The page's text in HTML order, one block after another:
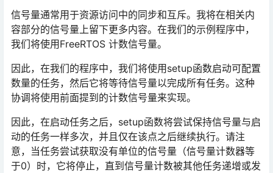
信号量通常用于资源访问中的同步和互斥。我将在相关内
容部分的信号量上留下更多内容。在我们的示例程序中，
我们将使用FreeRTOS 计数信号量。
因此，在我们的程序中，我们将使用setup函数启动可配置
数量的任务，然后它将等待信号量以完成所有任务。这种
协调将使用前面提到的计数信号量来实现。
因此，在启动任务之后，setup函数将尝试保持信号量与启
动的任务一样多次，并且仅在该点之后继续执行。请注
意，当任务尝试获取没有单位的信号量（信号量计数器等
于0）时，它将停止，直到信号量计数被其他任务递增或发